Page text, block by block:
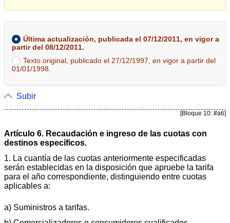
Última actualización, publicada el 07/12/2011, en vigor a
partir del 08/12/2011.
Texto original, publicado el 27/12/1997, en vigor a partir del
01/01/1998.
Subir
[Bloque 10: #a6]
Artículo 6. Recaudación e ingreso de las cuotas con
destinos específicos.
1. La cuantía de las cuotas anteriormente especificadas
serán establecidas en la disposición que apruebe la tarifa
para el año correspondiente, distinguiendo entre cuotas
aplicables a:
a) Suministros a tarifas.